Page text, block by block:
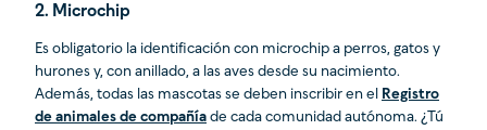
2. Microchip
Es obligatorio la identificación con microchip a perros, gatos y
hurones y, con anillado, a las aves desde su nacimiento.
Además, todas las mascotas se deben inscribir en el Registro
de animales de compañía de cada comunidad autónoma. ¿Tú